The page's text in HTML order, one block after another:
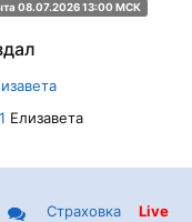
08.07.2026 13:00 МСК
Елизавета
Страховка Live